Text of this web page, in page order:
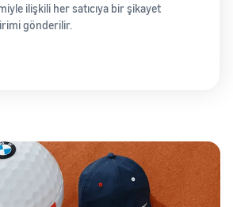
ilişkili her satıcıya bir şikayet
gönderilir.